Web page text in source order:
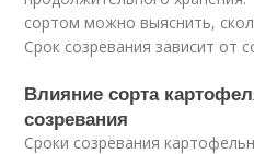
сортом можно выяснить,
Срок созревания зависит от
Влияние сорта
созревания
Сроки созревания